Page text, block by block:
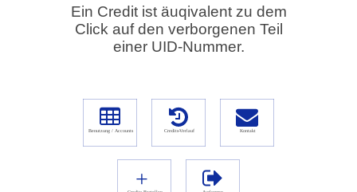
Ein Credit ist äuqivalent zu dem
Click auf den verborgenen Teil
einer UID-Nummer.